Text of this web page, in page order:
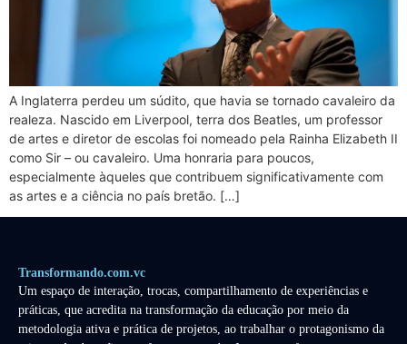
A Inglaterra perdeu um súdito, que havia se tornado cavaleiro da
realeza. Nascido em Liverpool, terra dos Beatles, um professor
de artes e diretor de escolas foi nomeado pela Rainha Elizabeth II
como Sir – ou cavaleiro. Uma honraria para poucos,
especialmente àqueles que contribuem significativamente com
as artes e a ciência no país bretão. […]
Transformando.com.vc
Um espaço de interação, trocas, compartilhamento de experiências e
práticas, que acredita na transformação da educação por meio da
metodologia ativa e prática de projetos, ao trabalhar o protagonismo da